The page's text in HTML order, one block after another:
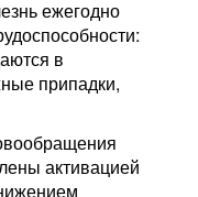
ежегодно
в
припадки,
активацией